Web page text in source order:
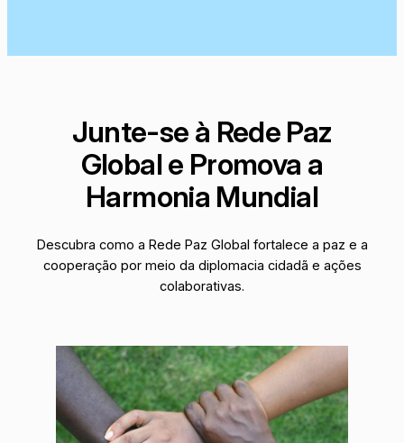
Junte-se à Rede Paz
Global e Promova a
Harmonia Mundial
Descubra como a Rede Paz Global fortalece a paz e a
cooperação por meio da diplomacia cidadã e ações
colaborativas.